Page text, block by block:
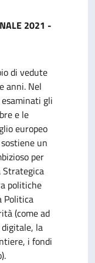
2021 -
di vedute
anni. Nel
gli
e le
europeo
un
per
Strategica
politiche
Politica
(come ad
la
i fondi